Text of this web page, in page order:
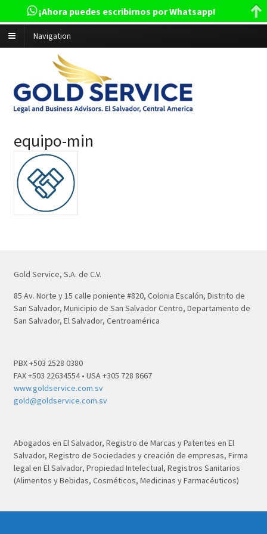
Navigation
equipo-min
Gold Service, S.A. de C.V.
85 Av. Norte y 15 calle poniente #820, Colonia Escalón, Distrito de
San Salvador, Municipio de San Salvador Centro, Departamento de
San Salvador, El Salvador, Centroamérica
PBX +503 2528 0380
FAX +503 22634554 • USA +305 728 8667
www.goldservice.com.sv
gold@goldservice.com.sv
Abogados en El Salvador, Registro de Marcas y Patentes en El
Salvador, Registro de Sociedades y creación de empresas, Firma
legal en El Salvador, Propiedad Intelectual, Registros Sanitarios
(Alimentos y Bebidas, Cosméticos, Medicinas y Farmacéuticos)
¡Ahora puedes escribirnos por Whatsapp!